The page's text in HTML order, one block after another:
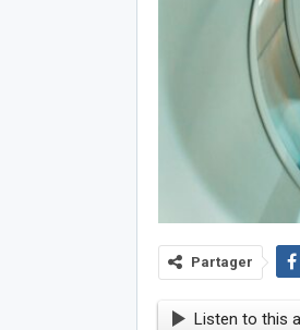
Partager
Listen to this